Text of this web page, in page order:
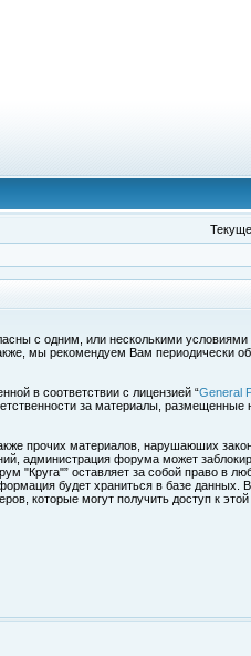
с одним, или несколькими условиями
мы рекомендуем Вам периодически
в соответствии с лицензией “General
за материалы,
прочих материалов, нарушаюших
администрация форума может
"Круга"” оставляет за собой право в
будет храниться в базе данных.
которые могут получить доступ к этой